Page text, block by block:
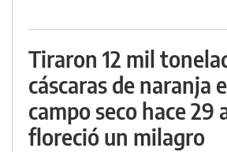
Tiraron 12 mil
cáscaras de naranja
campo seco hace 29
floreció un milagro